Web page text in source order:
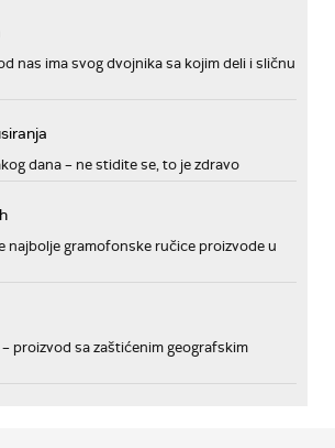
nas ima svog dvojnika sa kojim deli i sličnu
dana – ne stidite se, to je zdravo
najbolje gramofonske ručice proizvode u
proizvod sa zaštićenim geografskim